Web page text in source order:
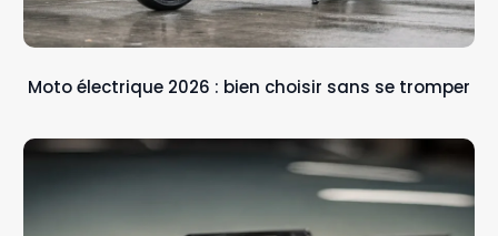
Moto électrique 2026 : bien choisir sans se tromper